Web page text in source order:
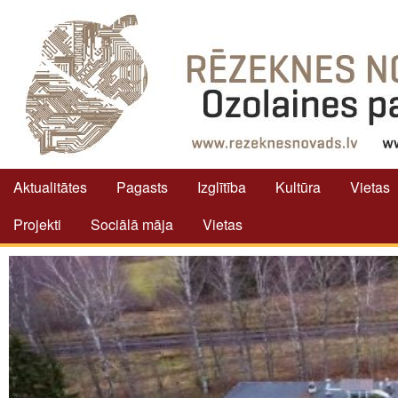
Aktualitātes Pagasts Izglītība Kultūra
Vietas
Projekti
Sociālā māja Vietas